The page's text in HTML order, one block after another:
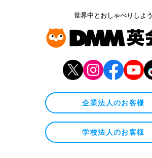
世界中とおしゃべりしよう
企業法人のお客様
学校法人のお客様